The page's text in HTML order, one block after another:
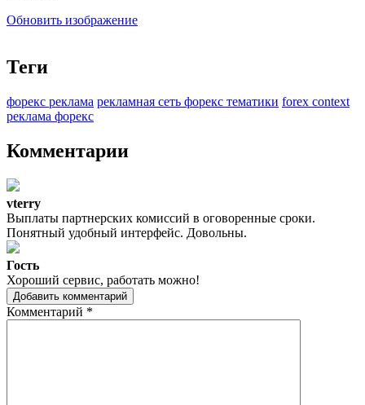
Обновить изображение
Теги
форекс реклама рекламная сеть форекс тематики forex context
реклама форекс
Комментарии
vterry
Выплаты партнерских комиссий в оговоренные сроки.
Понятный удобный интерфейс. Довольны.
Гость
Хороший сервис, работать можно!
Добавить комментарий
Комментарий *